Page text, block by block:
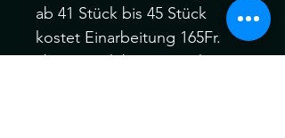
ab 41 Stück bis 45 Stück
kostet Einarbeitung 165Fr.
ab 46 Stück bis 60 Stück